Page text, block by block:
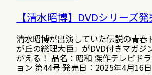
【清水昭博】DVDシリーズ
清水昭博が出演していた伝説の青春
が丘の総理大臣」がDVD付きマガジ
がえる！ 品名：昭和 傑作テレビド
ョン 第44号 発売日：2025年4月16日